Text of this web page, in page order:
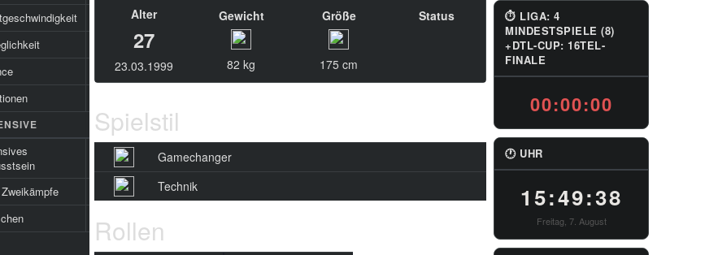
20
Alter
27
23.03.1999
Gewicht
82 kg
Größe
175 cm
Status
Spielstil
Gamechanger
Technik
Rollen
⏱ LIGA: 4
MINDESTSPIELE (8)
+DTL-CUP: 16TEL-
FINALE
00:00:00
🕐 UHR
15:49:39
Freitag, 7. August